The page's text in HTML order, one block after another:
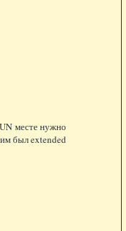
месте нужно
был extended